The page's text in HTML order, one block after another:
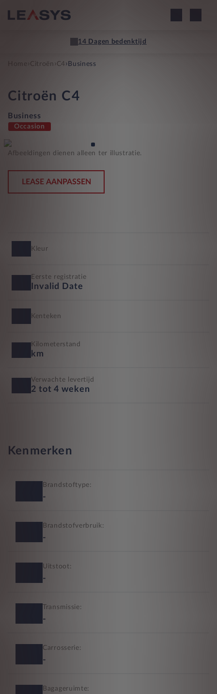
14 Dagen bedenktijd
Home Citroën › C4 › Business
Citroën C4
Business
Occasion
Afbeeldingen dienen alleen ter illustratie.
LEASE AANPASSEN
Kleur
Eerste registratie
Invalid Date
Kenteken
Kilometerstand
km
Verwachte levertijd
2 tot 4 weken
Kenmerken
Brandstoftype:
-
Brandstofverbruik:
-
Uitstoot:
-
Transmissie:
-
Carrosserie:
-
Bagageruimte: